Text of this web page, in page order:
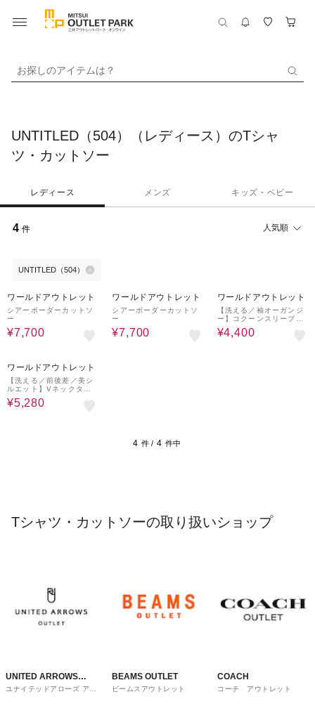
お探しのアイテムは？
UNTITLED（504）（レディース）のTシャ
ツ・カットソー
レディース メンズ キッズ・ベビー
4 件 人気順
UNTITLED（504）
ワールドアウトレット
シアーボーダーカットソ
ー
¥7,700
ワールドアウトレット
シアーボーダーカットソ
ー
¥7,700
ワールドアウトレット
【洗える／袖オーガンジ
ー】コクーンスリーブプ
ルオーバー
¥4,400
ワールドアウトレット
【洗える／前後差／美シ
ルエット】Vネックタッ
クプルオーバーニット
¥5,280
4 件 / 4 件中
Tシャツ・カットソーの取り扱いショップ
UNITED ARROWS
OUTLET
ユナイテッドアローズ アウ
BEAMS OUTLET
ビームスアウトレット
COACH
コーチ アウトレット